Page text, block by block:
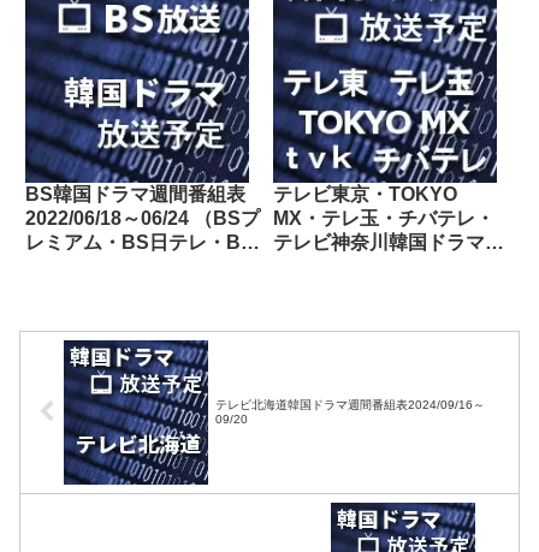
BS韓国ドラマ週間番組表
2022/06/18～06/24 （BSプ
レミアム・BS日テレ・BS
テレビ東京・TOKYO
MX・テレ玉・チバテレ・
テレビ神奈川韓国ドラマ週
テレビ北海道韓国ドラマ週間番組表2024/09/16～
09/20